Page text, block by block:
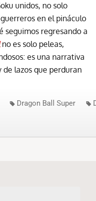
unidos, no solo
en el pináculo
seguimos regresando a
no es solo peleas,
es una narrativa
de lazos que perduran
Dragon Ball Super